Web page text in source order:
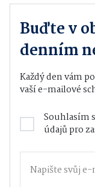
Buďte v
denním
Každý den vám
vaší e-mailové
Souhlasím
údajůpro